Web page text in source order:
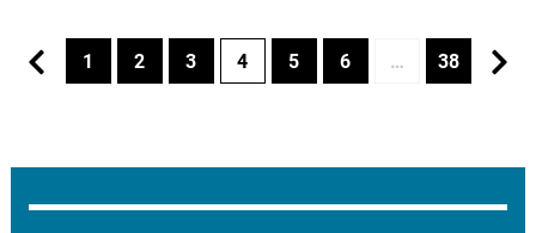
1 2 3 4 5 6 … 38